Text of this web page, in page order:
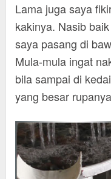
Lama juga saya
kakinya. Nasib
saya pasang di
Mula-mula ingat
bila sampai di
yang besar